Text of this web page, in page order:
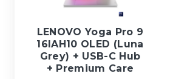
LENOVO Yoga Pro 9
16IAH10 OLED (Luna
Grey) + USB-C Hub
+ Premium Care